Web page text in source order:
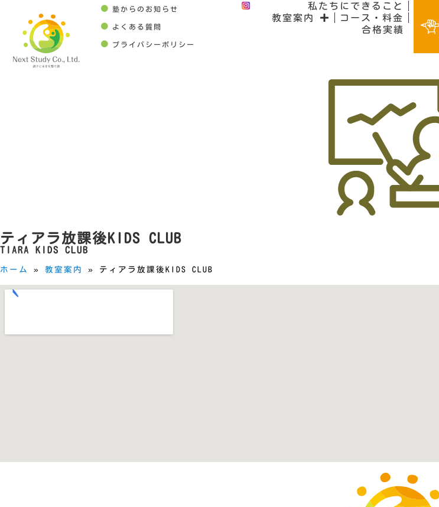
塾からのお知らせ
よくある質問
プライバシーポリシー
私たちにできること
教室案内
コース・料金
合格実績
ティアラ放課後KIDS CLUB
TIARA KIDS CLUB
ホーム » 教室案内 » ティアラ放課後KIDS CLUB